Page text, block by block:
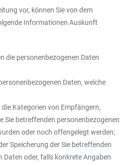
vor, können Sie von dem
Informationen Auskunft
die personenbezogenen Daten
Daten, welche
Kategorien von Empfängern,
Sie betreffenden personenbezogenen
oder noch offengelegt werden;
Speicherung der Sie betreffenden
Daten oder, falls konkrete Angaben